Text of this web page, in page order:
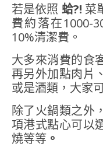
若是依照 蛤?! 菜
費約落在1000-
10%清潔費。
大多來消費的食
再另外加點肉片
或是酒類，大家
除了火鍋類之外
項港式點心可以
燒等等 。